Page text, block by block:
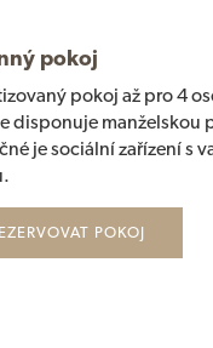
pokoj
pokoj až pro 4
disponuje manželskou
je sociální zařízení s
POKOJ